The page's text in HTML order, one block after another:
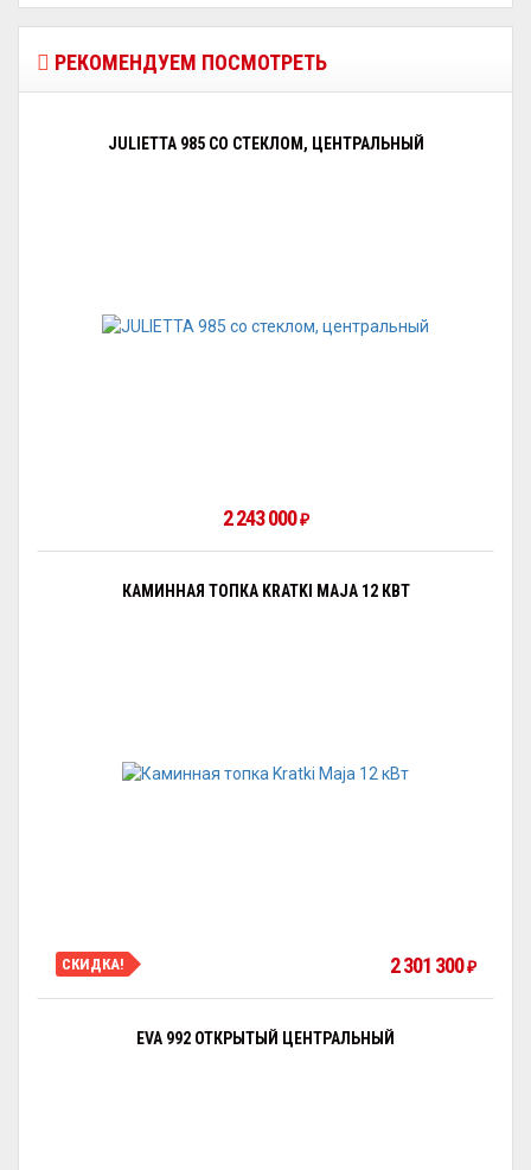
РЕКОМЕНДУЕМ ПОСМОТРЕТЬ
JULIETTA 985 СО СТЕКЛОМ, ЦЕНТРАЛЬНЫЙ
2 243 000 ₽
КАМИННАЯ ТОПКА KRATKI MAJA 12 КВТ
СКИДКА! 2 301 300 ₽
EVA 992 ОТКРЫТЫЙ ЦЕНТРАЛЬНЫЙ